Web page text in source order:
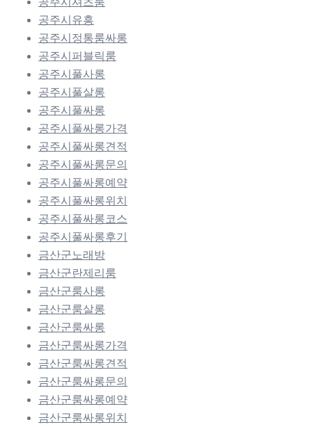
공주시유흥
공주시정통룸싸롱
공주시퍼블릭룸
공주시풀사롱
공주시풀살롱
공주시풀싸롱
공주시풀싸롱가격
공주시풀싸롱견적
공주시풀싸롱문의
공주시풀싸롱예약
공주시풀싸롱위치
공주시풀싸롱코스
공주시풀싸롱후기
금산군노래방
금산군란제리룸
금산군룸사롱
금산군룸살롱
금산군룸싸롱
금산군룸싸롱가격
금산군룸싸롱견적
금산군룸싸롱문의
금산군룸싸롱예약
금산군룸싸롱위치